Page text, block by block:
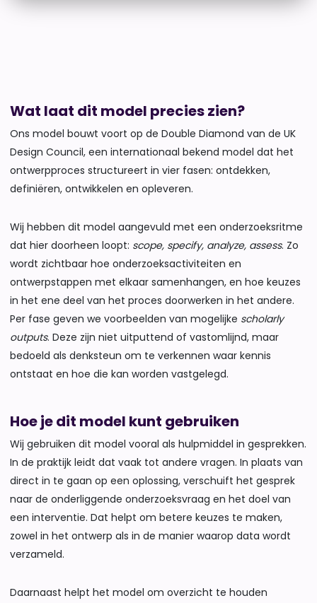
Wat laat dit model precies zien?
Ons model bouwt voort op de Double Diamond van de UK
Design Council, een internationaal bekend model dat het
ontwerpproces structureert in vier fasen: ontdekken,
definiëren, ontwikkelen en opleveren.
Wij hebben dit model aangevuld met een onderzoeksritme
dat hier doorheen loopt: scope, specify, analyze, assess. Zo
wordt zichtbaar hoe onderzoeksactiviteiten en
ontwerpstappen met elkaar samenhangen, en hoe keuzes
in het ene deel van het proces doorwerken in het andere.
Per fase geven we voorbeelden van mogelijke scholarly
outputs. Deze zijn niet uitputtend of vastomlijnd, maar
bedoeld als denksteun om te verkennen waar kennis
ontstaat en hoe die kan worden vastgelegd.
Hoe je dit model kunt gebruiken
Wij gebruiken dit model vooral als hulpmiddel in gesprekken.
In de praktijk leidt dat vaak tot andere vragen. In plaats van
direct in te gaan op een oplossing, verschuift het gesprek
naar de onderliggende onderzoeksvraag en het doel van
een interventie. Dat helpt om betere keuzes te maken,
zowel in het ontwerp als in de manier waarop data wordt
verzameld.
Daarnaast helpt het model om overzicht te houden